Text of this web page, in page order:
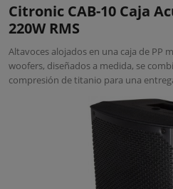
Citronic CAB-10 Caja
220W RMS
Altavoces alojados en una caja de PP
woofers, diseñados a medida, se
compresión de titanio para una